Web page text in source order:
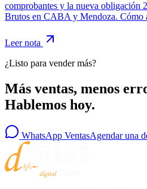
comprobantes y la nueva obligación
Brutos en CABA y Mendoza. Cómo
Leer nota
¿Listo para vender más?
Más ventas, menos
Hablemos hoy.
WhatsApp VentasAgendar una